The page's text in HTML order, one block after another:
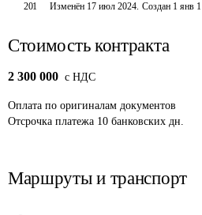
201 Изменён 17 июл 2024. Создан 1 янв 1
Стоимость контракта
2 300 000 c НДС
Оплата по оригиналам документов
Отсрочка платежа 10 банковских дн.
Маршруты и транспорт